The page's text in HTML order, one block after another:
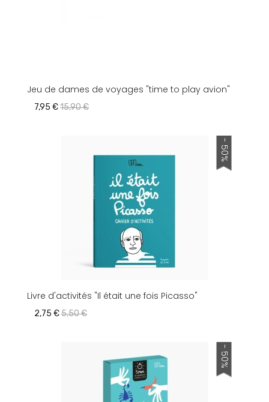
Jeu de dames de voyages "time to play avion"
7,95 €15,90 €
- 50%
Livre d'activités "Il était une fois Picasso"
2,75 €5,50 €
- 50%